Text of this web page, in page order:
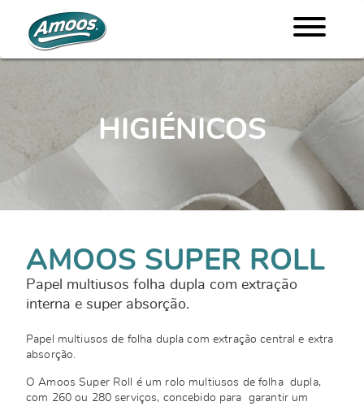
HIGIÉNICOS
AMOOS SUPER ROLL
Papel multiusos folha dupla com extração
interna e super absorção.
Papel multiusos de folha dupla com extração central e extra
absorção.
O Amoos Super Roll é um rolo multiusos de folha dupla,
com 260 ou 280 serviços, concebido para garantir um